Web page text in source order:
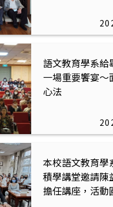
語文教育學系給
一場重要饗宴～
心法
本校語文教育學
積學講堂邀請陳
擔任講座，活動